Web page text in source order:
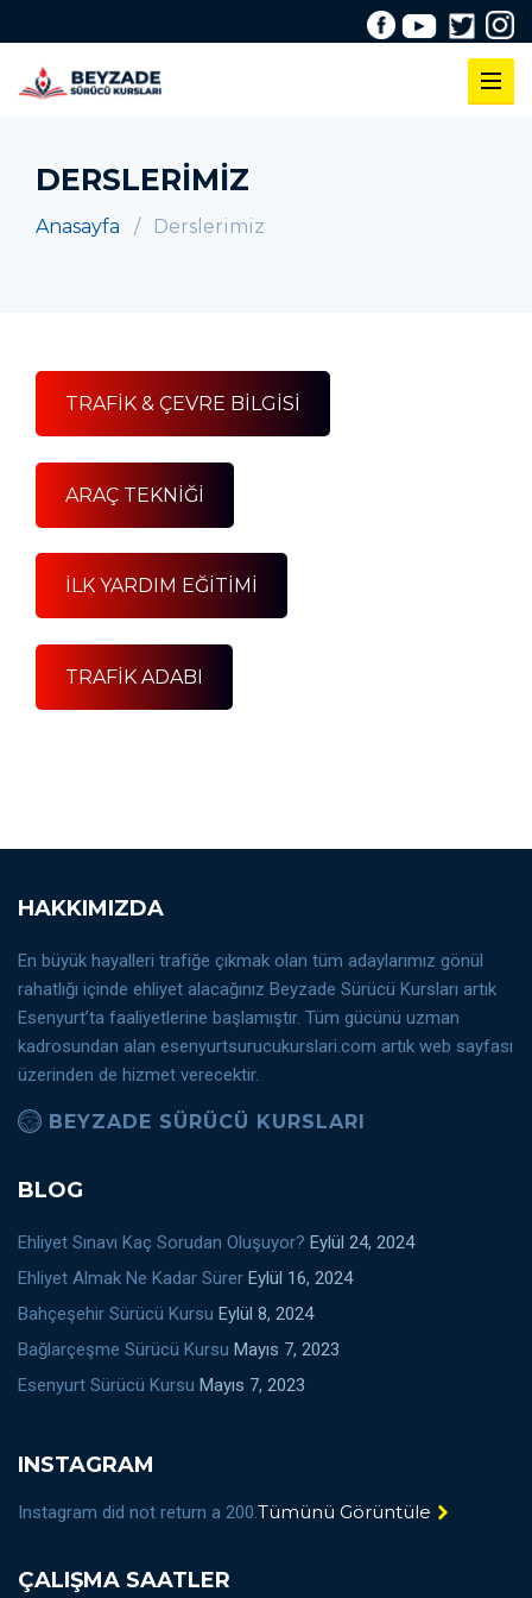
DERSLERIMIZ
Anasayfa Derslerimiz
TRAFİK & ÇEVRE BİLGİSİ
ARAÇ TEKNİĞİ
İLK YARDIM EĞİTİMİ
TRAFİK ADABI
HAKKIMIZDA
En büyük hayalleri trafiğe çıkmak olan tüm adaylarımız gönül
rahatlığı içinde ehliyet alacağınız Beyzade Sürücü Kursları artık
Esenyurt’ta faaliyetlerine başlamıştır. Tüm gücünü uzman
kadrosundan alan esenyurtsurucukurslari.com artık web sayfası
üzerinden de hizmet verecektir.
BEYZADE SÜRÜCÜ KURSLARI
BLOG
Ehliyet Sınavı Kaç Sorudan Oluşuyor? Eylül 24, 2024
Ehliyet Almak Ne Kadar Sürer Eylül 16, 2024
Bahçeşehir Sürücü Kursu Eylül 8, 2024
Bağlarçeşme Sürücü Kursu Mayıs 7, 2023
Esenyurt Sürücü Kursu Mayıs 7, 2023
INSTAGRAM
Instagram did not return a 200.Tümünü Görüntüle
ÇALIŞMA SAATLER